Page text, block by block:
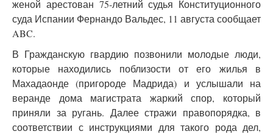
женой арестован 75-летний судья Конституционного
суда Испании Фернандо Вальдес, 11 августа сообщает
ABC.
В Гражданскую гвардию позвонили молодые люди,
которые находились поблизости от его жилья в
Махадаонде (пригороде Мадрида) и услышали на
веранде дома магистрата жаркий спор, который
приняли за ругань. Далее стражи правопорядка, в
соответствии с инструкциями для такого рода дел,